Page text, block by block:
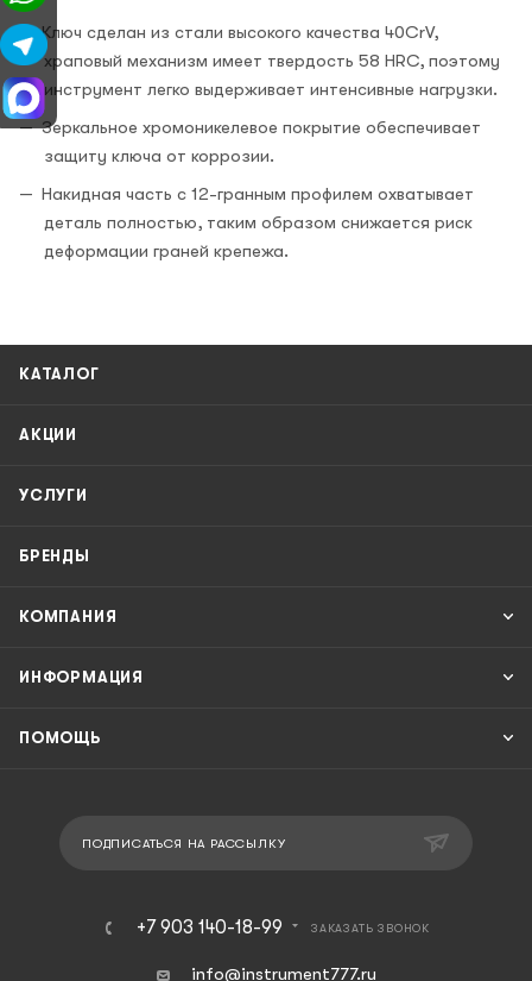
Ключ сделан из стали высокого качества 40CrV,
храповый механизм имеет твердость 58 HRC, поэтому
инструмент легко выдерживает интенсивные нагрузки.
Зеркальное хромоникелевое покрытие обеспечивает
защиту ключа от коррозии.
Накидная часть с 12-гранным профилем охватывает
деталь полностью, таким образом снижается риск
деформации граней крепежа.
КАТАЛОГ
АКЦИИ
УСЛУГИ
БРЕНДЫ
КОМПАНИЯ
ИНФОРМАЦИЯ
ПОМОЩЬ
ПОДПИСАТЬСЯ НА РАССЫЛКУ
+7 903 140-18-99 ЗАКАЗАТЬ ЗВОНОК
info@instrument777.ru